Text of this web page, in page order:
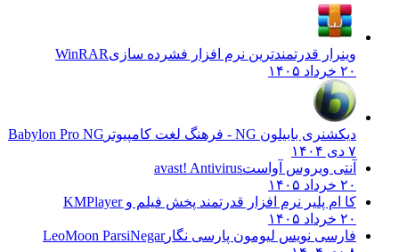
وینرار قدرتمندترین نرم افزار فشرده سازیWinRAR
دیکشنری بابیلون NG - فرهنگ لغت کامپیوتر
Babylon Pro NG
آنتی ویروس آواستavast! Antivirus
کا ام پلیر نرم افزار قدرتمند پخش فیلم وKMPlayer
فارسی نویس لیومون پارسی نگار LeoMoon ParsiNegar